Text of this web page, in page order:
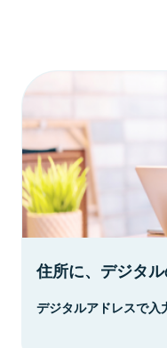
住所に、デジタル
デジタルアドレスで入